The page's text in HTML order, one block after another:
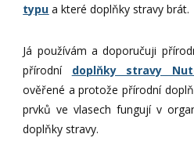
typu a které doplňky stravy brát.
Já používám a doporučuji
přírodní doplňky stravy
ověřené a protože přírodní
prvků ve vlasech fungují v
doplňky stravy.